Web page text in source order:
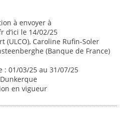
à envoyer à
d’ici le 14/02/25
(ULCO), Caroline Rufin-Soler
(Banque de France)
: 01/03/25 au 31/07/25
en vigueur